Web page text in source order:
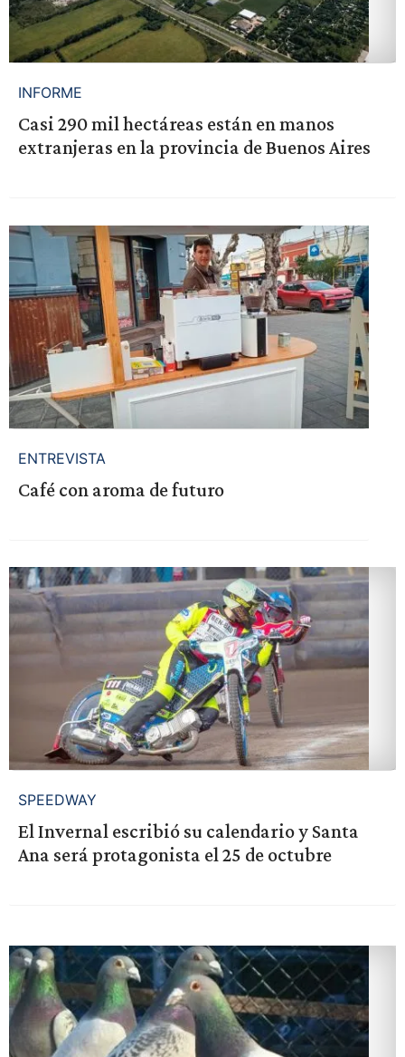
INFORME
Casi 290 mil hectáreas están en manos
extranjeras en la provincia de Buenos Aires
ENTREVISTA
Café con aroma de futuro
SPEEDWAY
El Invernal escribió su calendario y Santa
Ana será protagonista el 25 de octubre